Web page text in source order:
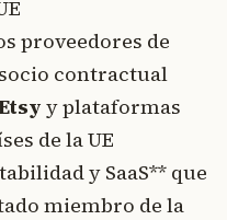
proveedores de
contractual
y plataformas
de la UE
y SaaS** que
miembro de la